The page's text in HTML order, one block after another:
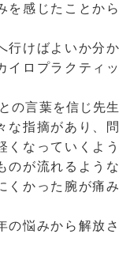
を感じたことから
行けばよいか分か
イロプラクティッ
の言葉を信じ先生
な指摘があり、問
くなっていくよう
のが流れるような
くかった腕が痛み
の悩みから解放さ